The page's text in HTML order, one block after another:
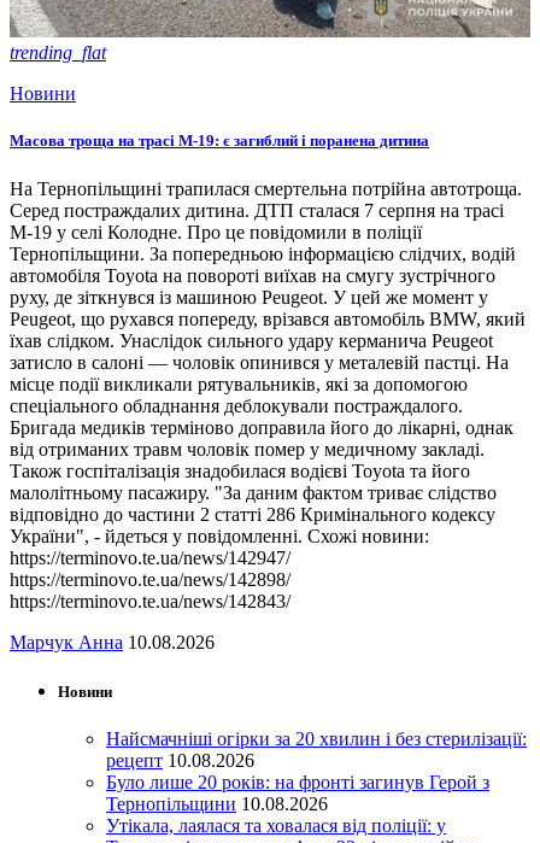
trending_flat
Новини
Масова троща на трасі М-19: є загиблий і поранена дитина
На Тернопільщині трапилася смертельна потрійна автотроща.
Серед постраждалих дитина. ДТП сталася 7 серпня на трасі
М-19 у селі Колодне. Про це повідомили в поліції
Тернопільщини. За попередньою інформацією слідчих, водій
автомобіля Toyota на повороті виїхав на смугу зустрічного
руху, де зіткнувся із машиною Peugeot. У цей же момент у
Peugeot, що рухався попереду, врізався автомобіль BMW, який
їхав слідком. Унаслідок сильного удару керманича Peugeot
затисло в салоні — чоловік опинився у металевій пастці. На
місце події викликали рятувальників, які за допомогою
спеціального обладнання деблокували постраждалого.
Бригада медиків терміново доправила його до лікарні, однак
від отриманих травм чоловік помер у медичному закладі.
Також госпіталізація знадобилася водієві Toyota та його
малолітньому пасажиру. "За даним фактом триває слідство
відповідно до частини 2 статті 286 Кримінального кодексу
України", - йдеться у повідомленні. Схожі новини:
https://terminovo.te.ua/news/142947/
https://terminovo.te.ua/news/142898/
https://terminovo.te.ua/news/142843/
Марчук Анна 10.08.2026
Новини
Найсмачніші огірки за 20 хвилин і без стерилізації:
рецепт 10.08.2026
Було лише 20 років: на фронті загинув Герой з
Тернопільщини 10.08.2026
Утікала, лаялася та ховалася від поліції: у